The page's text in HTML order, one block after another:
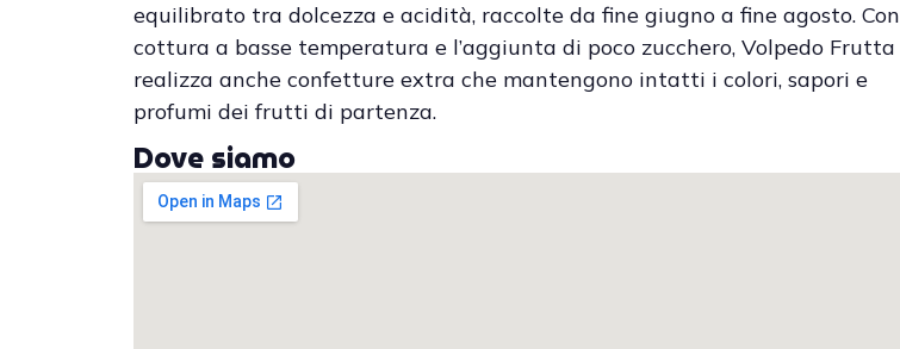
equilibrato tra dolcezza e acidità, raccolte da fine giugno a fine agosto. Con
cottura a basse temperatura e l’aggiunta di poco zucchero, Volpedo Frutta
realizza anche confetture extra che mantengono intatti i colori, sapori e
profumi dei frutti di partenza.
Dove siamo